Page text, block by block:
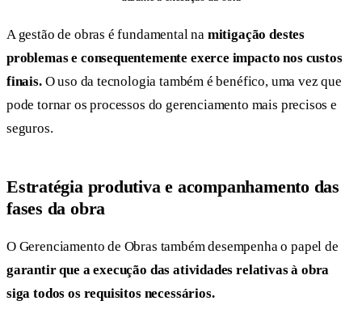
A gestão de obras é fundamental na mitigação destes
problemas e consequentemente exerce impacto nos custos
finais. O uso da tecnologia também é benéfico, uma vez que
pode tornar os processos do gerenciamento mais precisos e
seguros.
Estratégia produtiva e acompanhamento das
fases da obra
O Gerenciamento de Obras também desempenha o papel de
garantir que a execução das atividades relativas à obra
siga todos os requisitos necessários.